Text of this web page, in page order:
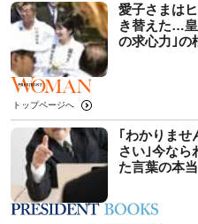
愛子さまは
き替えた…
の求心力｣の
トップページへ
｢わかりませ
さい｣今なら
た言葉の本